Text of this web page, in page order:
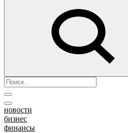
новости
бизнес
финансы